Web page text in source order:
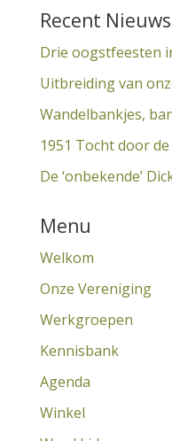
Recent Nieuws
Drie oogstfeesten
Uitbreiding van
Wandelbankjes,
1951 Tocht door
De ‘onbekende’
Menu
Welkom
Onze Vereniging
Werkgroepen
Kennisbank
Agenda
Winkel